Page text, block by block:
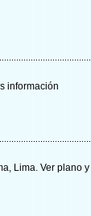
información
Lima. Ver plano y